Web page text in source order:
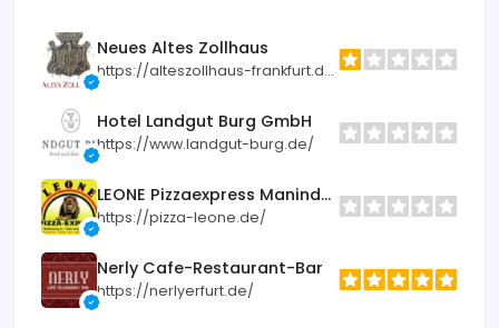
Neues Altes Zollhaus
https://alteszollhaus-frankfurt.de/
Hotel Landgut Burg GmbH
https://www.landgut-burg.de/
LEONE Pizzaexpress Maninder Singh
https://pizza-leone.de/
Nerly Cafe-Restaurant-Bar
https://nerlyerfurt.de/